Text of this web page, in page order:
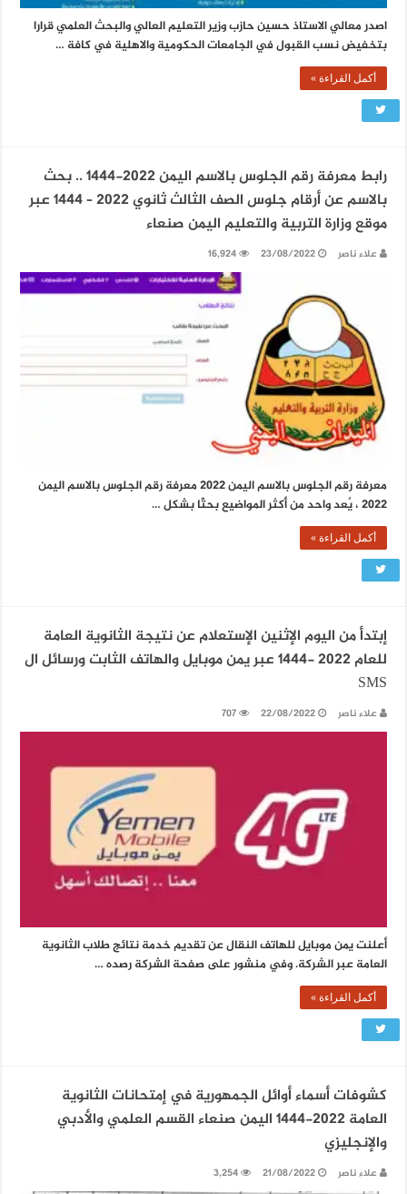
اصدر معالي الاستاذ حسين حازب وزير التعليم العالي والبحث العلمي قرارا
بتخفيض نسب القبول في الجامعات الحكومية والاهلية في كافة …
أكمل القراءة »
رابط معرفة رقم الجلوس بالاسم اليمن 2022-1444 .. بحث
بالاسم عن أرقام جلوس الصف الثالث ثانوي 2022 – 1444 عبر
موقع وزارة التربية والتعليم اليمن صنعاء
علاء ناصر 23/08/2022
16,924
معرفة رقم الجلوس بالاسم اليمن 2022 معرفة رقم الجلوس بالاسم اليمن
2022 ، يٌعد واحد من أكثر المواضيع بحثًا بشكل …
أكمل القراءة »
إبتدأ من اليوم الإثنين الإستعلام عن نتيجة الثانوية العامة
للعام 2022 -1444 عبر يمن موبايل والهاتف الثابت ورسائل ال
SMS
علاء ناصر 22/08/2022
707
أعلنت يمن موبايل للهاتف النقال عن تقديم خدمة نتائج طلاب الثانوية
العامة عبر الشركة. وفي منشور على صفحة الشركة رصده …
أكمل القراءة »
كشوفات أسماء أوائل الجمهورية في إمتحانات الثانوية
العامة 2022-1444 اليمن صنعاء القسم العلمي والأدبي
والإنجليزي
علاء ناصر 21/08/2022
3,254